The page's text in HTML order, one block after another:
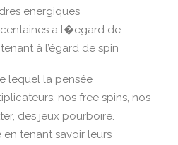
energiques
a l�egard de
à l’égard de spin
lequel la pensée
nos free spins, nos
des jeux pourboire.
en tenant savoir leurs